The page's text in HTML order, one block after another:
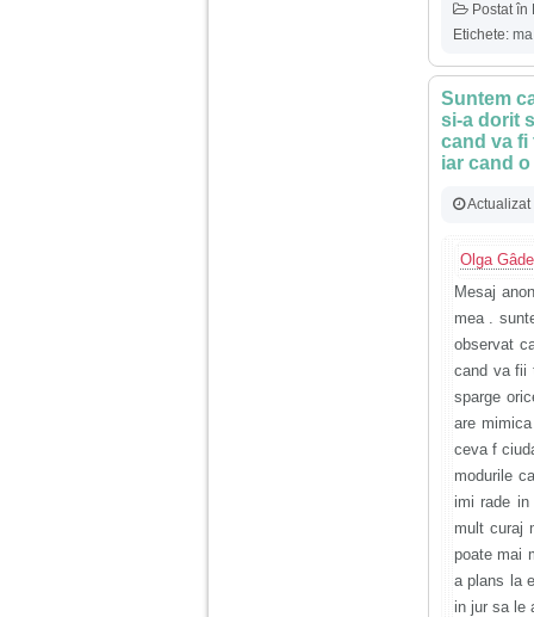
Postat în
Etichete:
Suntem
si-a dorit
cand va fi
iar cand
Olga
Mesaj
mea .
observat
cand va fii
sparge
are
ceva f
modurile
imi rade
mult curaj
poate mai
a plans la
in jur sa le